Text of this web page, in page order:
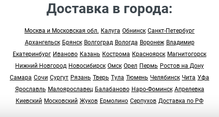
Доставка в города:
Москва и Московская обл. Калуга Обнинск Санкт-Петербург
Архангельск Брянск Волгоград Вологда Воронеж Владимир
Екатеринбург Иваново Казань Кострома Красноярск Магнитогорск
Нижний Новгород Новосибирск Омск Орел Пермь Ростов на Дону
Самара Сочи Сургут Рязань Тверь Тула Тюмень Челябинск Чита Уфа
Ярославль Малоярославец Балабаново Наро-Фоминск Апрелевка
Киевский Московский Жуков Ермолино Серпухов Доставка по РФ